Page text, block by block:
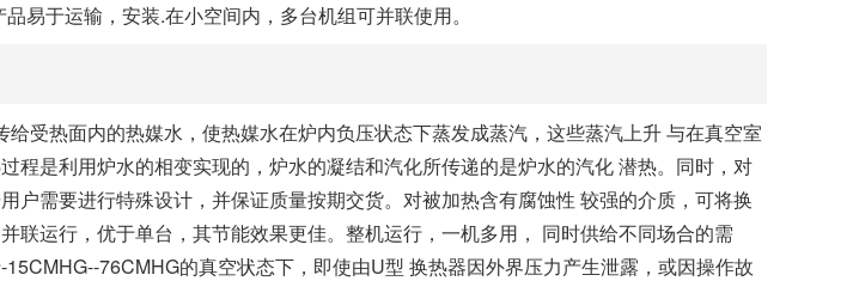
易于运输，安装.在小空间内，多台机组可并联使用。
受热面内的热媒水，使热媒水在炉内负压状态下蒸发成蒸汽，这些蒸汽上升 与在真空室
是利用炉水的相变实现的，炉水的凝结和汽化所传递的是炉水的汽化 潜热。同时，对
需要进行特殊设计，并保证质量按期交货。对被加热含有腐蚀性 较强的介质，可将换
运行，优于单台，其节能效果更佳。整机运行，一机多用， 同时供给不同场合的需
76CMHG的真空状态下，即使由U型 换热器因外界压力产生泄露，或因操作故